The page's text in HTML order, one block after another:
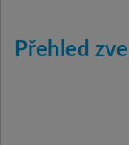
Přehled